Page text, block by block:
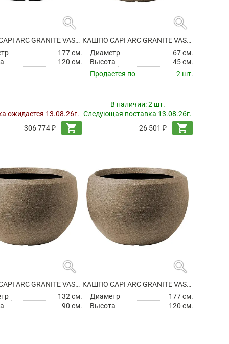
search
КАШПО CAPI ARC GRANITE VASE BALL BLACK
177 см.
120 см.
ожидается 13.08.26г.
306 774 ₽
shopping_cart
search
КАШПО CAPI ARC GRANITE VASE BALL WARM TAUPE
Диаметр
67 см.
Высота
45 см.
Продается по
2 шт.
В наличии:2 шт.
Следующая поставка 13.08.26г.
26 501 ₽
shopping_cart
search
КАШПО CAPI ARC GRANITE VASE BALL WARM TAUPE
132 см.
90 см.
search
КАШПО CAPI ARC GRANITE VASE BALL WARM TAUPE
Диаметр
177 см.
Высота
120 см.